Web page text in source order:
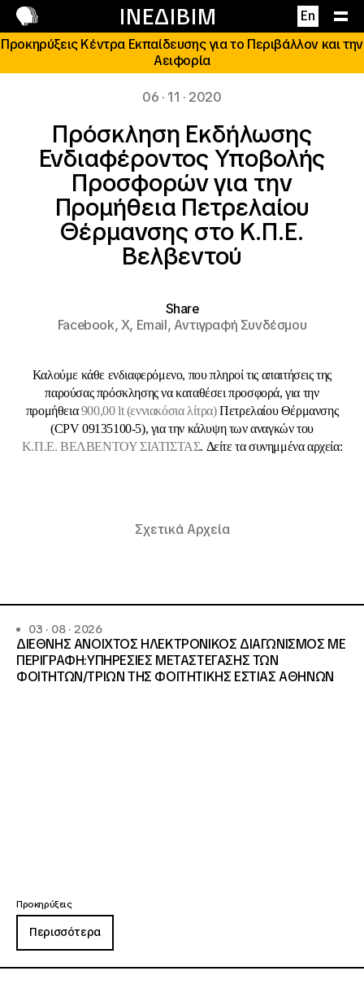
ΙΝΕΔΙΒΙΜ En
Επικοινωνία
Προκηρύξεις Κέντρα Εκπαίδευσης για το Περιβάλλον και την
Αειφορία
06 · 11 · 2020
Πρόσκληση Εκδήλωσης
Ενδιαφέροντος Υποβολής
Προσφορών για την
Προμήθεια Πετρελαίου
Θέρμανσης στο Κ.Π.Ε.
Βελβεντού
Share
Facebook,X, Email,Αντιγραφή Συνδέσμου
Καλούμε κάθε ενδιαφερόμενο, που πληροί τις απαιτήσεις της
παρούσας πρόσκλησης να καταθέσει προσφορά, για την
προμήθεια900,00 lt (εννιακόσια λίτρα)Πετρελαίου Θέρμανσης
(CPV 09135100-5), για την κάλυψη των αναγκών του
Κ.Π.Ε. ΒΕΛΒΕΝΤΟΥ ΣΙΑΤΙΣΤΑΣ. Δείτε τα συνημμένα αρχεία:
Σχετικά Αρχεία
03 · 08 · 2026
ΔΙΕΘΝΗΣ ΑΝΟΙΧΤΟΣ ΗΛΕΚΤΡΟΝΙΚΟΣ ΔΙΑΓΩΝΙΣΜΟΣ ΜΕ
ΠΕΡΙΓΡΑΦΗ:ΥΠΗΡΕΣΙΕΣ METAΣΤΕΓΑΣΗΣ ΤΩΝ
ΦΟΙΤΗΤΩΝ/ΤΡΙΩΝ ΤΗΣ ΦΟΙΤΗΤΙΚΗΣ ΕΣΤΙΑΣ ΑΘΗΝΩΝ
Προκηρύξεις
Περισσότερα